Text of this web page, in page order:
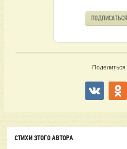
ПОДПИСАТЬСЯ
Поделиться
СТИХИ ЭТОГО АВТОРА